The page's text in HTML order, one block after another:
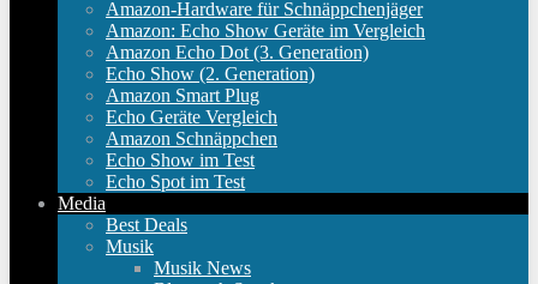
Amazon-Hardware für Schnäppchenjäger
Amazon: Echo Show Geräte im Vergleich
Amazon Echo Dot (3. Generation)
Echo Show (2. Generation)
Amazon Smart Plug
Echo Geräte Vergleich
Amazon Schnäppchen
Echo Show im Test
Echo Spot im Test
Media
Best Deals
Musik
Musik News